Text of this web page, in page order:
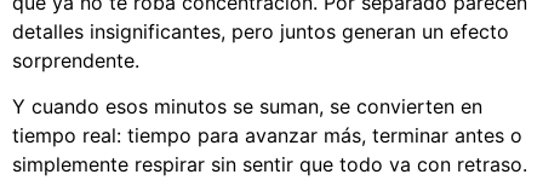
detalles insignificantes, pero juntos generan un efecto
sorprendente.
Y cuando esos minutos se suman, se convierten en
tiempo real: tiempo para avanzar más, terminar antes o
simplemente respirar sin sentir que todo va con retraso.